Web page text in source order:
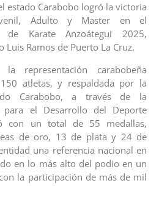
estado Carabobo logró la victoria
Adulto y Master en el
de Karate Anzoátegui 2025,
Luis Ramos de Puerto La Cruz.
representación carabobeña
atletas, y respaldada por la
Carabobo, a través de la
para el Desarrollo del Deporte
con un total de 55 medallas,
de oro, 13 de plata y 24 de
una referencia nacional en
en lo más alto del podio en un
la participación de más de mil